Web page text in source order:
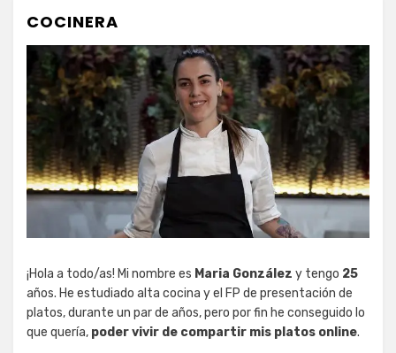
COCINERA
¡Hola a todo/as! Mi nombre es Maria González y tengo 25
años. He estudiado alta cocina y el FP de presentación de
platos, durante un par de años, pero por fin he conseguido lo
que quería, poder vivir de compartir mis platos online.